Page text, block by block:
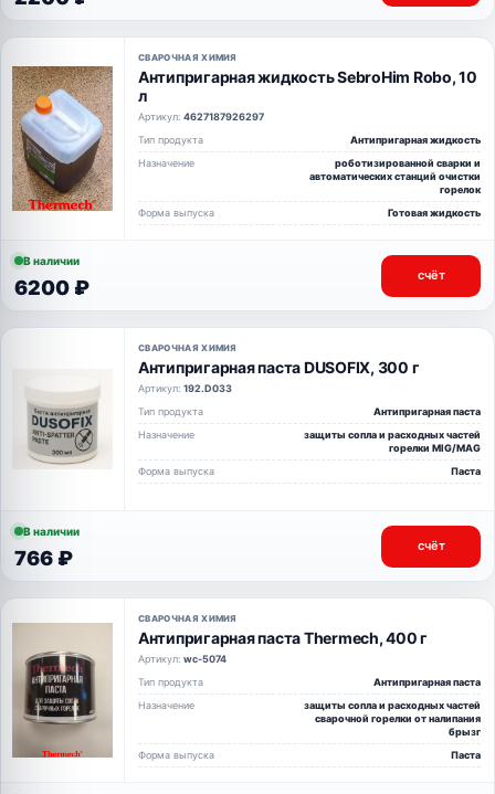
СВАРОЧНАЯ ХИМИЯ
Антипригарная жидкость SebroHim Robo, 10
л
Артикул: 4627187926297
Тип продукта
Антипригарная жидкость
Назначение
роботизированной сварки и
автоматических станций очистки
горелок
Форма выпуска
Готовая жидкость
В наличии
6200 ₽
счёт
СВАРОЧНАЯ ХИМИЯ
Антипригарная паста DUSOFIX, 300 г
Артикул: 192.D033
Тип продукта
Антипригарная паста
Назначение
защиты сопла и расходных частей
горелки MIG/MAG
Форма выпуска
Паста
В наличии
766 ₽
счёт
СВАРОЧНАЯ ХИМИЯ
Антипригарная паста Thermech, 400 г
Артикул: wc-5074
Тип продукта
Антипригарная паста
Назначение
защиты сопла и расходных частей
сварочной горелки от налипания
брызг
Форма выпуска
Паста